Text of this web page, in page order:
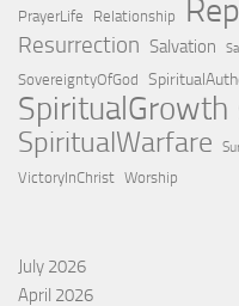
PrayerLife Relationship
Resurrection Salvation
SovereigntyOfGod
SpiritualGrowth
SpiritualWarfare
VictoryInChrist Worship
July 2026
April 2026